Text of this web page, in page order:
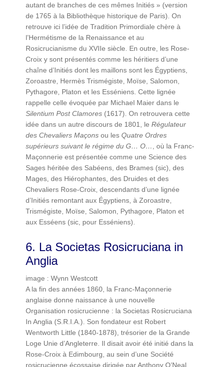
autant de branches de ces mêmes Initiés » (version
de 1765 à la Bibliothèque historique de Paris). On
retrouve ici l’idée de Tradition Primordiale chère à
l’Hermétisme de la Renaissance et au
Rosicrucianisme du XVIIe siècle. En outre, les Rose-
Croix y sont présentés comme les héritiers d’une
chaîne d’Initiés dont les maillons sont les Égyptiens,
Zoroastre, Hermès Trismégiste, Moïse, Salomon,
Pythagore, Platon et les Esséniens. Cette lignée
rappelle celle évoquée par Michael Maier dans le
Silentium Post Clamores (1617). On retrouvera cette
idée dans un autre discours de 1801, le Régulateur
des Chevaliers Maçons ou lesQuatre Ordres
supérieurs suivant le régime du G… O…, où la Franc-
Maçonnerie est présentée comme une Science des
Sages héritée des Sabéens, des Brames (sic), des
Mages, des Hiérophantes, des Druides et des
Chevaliers Rose-Croix, descendants d’une lignée
d’Initiés remontant aux Égyptiens, à Zoroastre,
Trismégiste, Moïse, Salomon, Pythagore, Platon et
aux Esséens (sic, pour Esséniens).
6. La Societas Rosicruciana in
Anglia
image : Wynn Westcott
A la fin des années 1860, la Franc-Maçonnerie
anglaise donne naissance à une nouvelle
Organisation rosicrucienne : la Societas Rosicruciana
In Anglia (S.R.I.A.). Son fondateur est Robert
Wentworth Little (1840-1878), trésorier de la Grande
Loge Unie d’Angleterre. Il disait avoir été initié dans la
Rose-Croix à Edimbourg, au sein d’une Société
rosicrucienne écossaise dirigée par Anthony O’Neal